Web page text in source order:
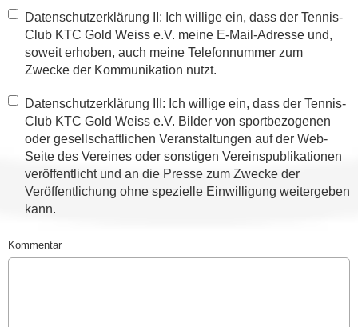
Datenschutzerklärung II: Ich willige ein, dass der Tennis-
Club KTC Gold Weiss e.V. meine E-Mail-Adresse und,
soweit erhoben, auch meine Telefonnummer zum
Zwecke der Kommunikation nutzt.
Datenschutzerklärung III: Ich willige ein, dass der Tennis-
Club KTC Gold Weiss e.V. Bilder von sportbezogenen
oder gesellschaftlichen Veranstaltungen auf der Web-
Seite des Vereines oder sonstigen Vereinspublikationen
veröffentlicht und an die Presse zum Zwecke der
Veröffentlichung ohne spezielle Einwilligung weitergeben
kann.
Kommentar